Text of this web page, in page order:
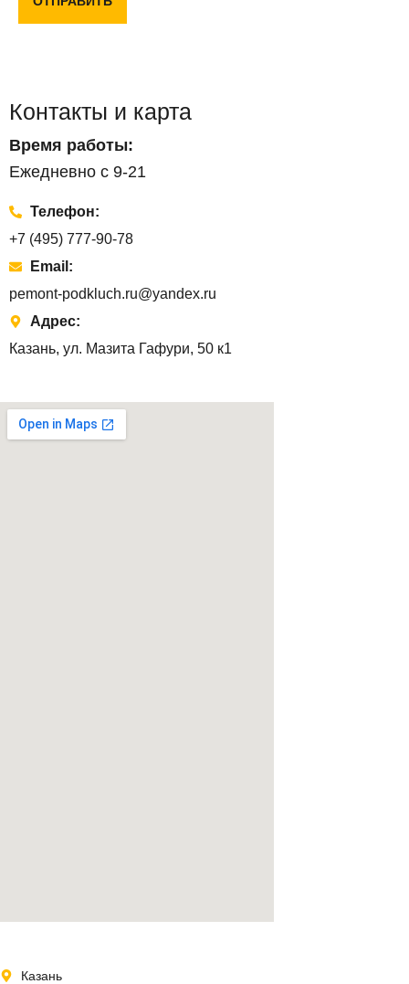
Контакты и карта
Время работы:
Ежедневно с 9-21
Телефон:
+7 (495) 777-90-78
Email:
pemont-podkluch.ru@yandex.ru
Адрес:
Казань, ул. Мазита Гафури, 50 к1
Казань